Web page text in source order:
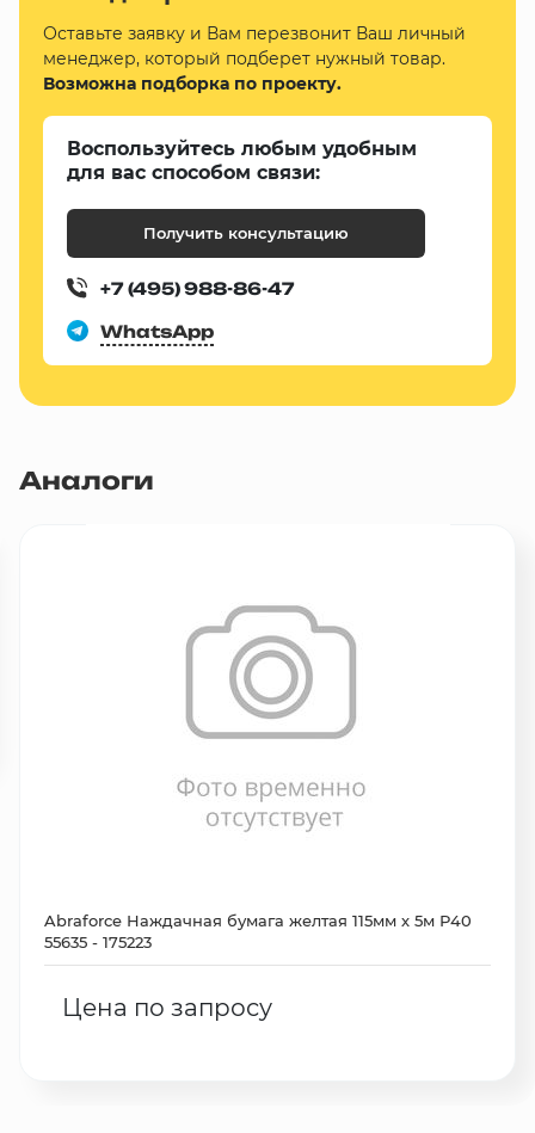
Оставьте заявку и Вам перезвонит Ваш личный
менеджер, который подберет нужный товар.
Возможна подборка по проекту.
Воспользуйтесь любым удобным
для вас способом связи:
Получить консультацию
+7 (495) 988-86-47
WhatsApp
Аналоги
Abraforce Наждачная бумага желтая 115мм х 5м Р40
55635 - 175223
Цена по запросу